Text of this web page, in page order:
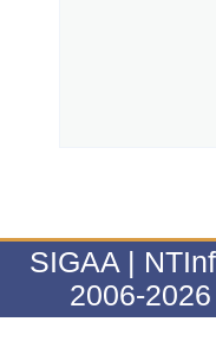
SIGAA |
2006-